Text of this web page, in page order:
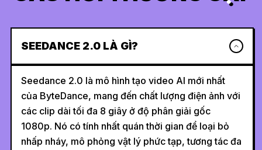
SEEDANCE 2.0 LÀ GÌ?
Seedance 2.0 là mô hình tạo video AI mới nhất
của ByteDance, mang đến chất lượng điện ảnh với
các clip dài tối đa 8 giây ở độ phân giải gốc
1080p. Nó có tính nhất quán thời gian để loại bỏ
nhấp nháy, mô phỏng vật lý phức tạp, tương tác đa